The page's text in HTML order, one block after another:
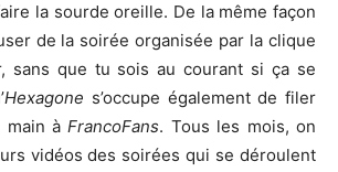
la sourde oreille. De la même façon
de la soirée organisée par la clique
sans que tu sois au courant si ça se
Hexagone s’occupe également de filer
main àFrancoFans. Tous les mois, on
vidéos des soirées qui se déroulent